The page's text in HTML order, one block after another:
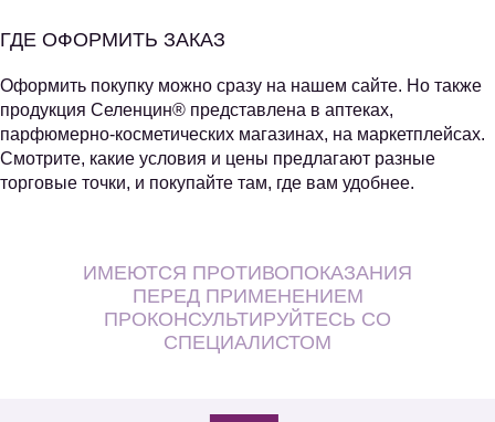
ГДЕ ОФОРМИТЬ ЗАКАЗ
Оформить покупку можно сразу на нашем сайте. Но также
продукция Селенцин® представлена в аптеках,
парфюмерно-косметических магазинах, на маркетплейсах.
Смотрите, какие условия и цены предлагают разные
торговые точки, и покупайте там, где вам удобнее.
ИМЕЮТСЯ ПРОТИВОПОКАЗАНИЯ
ПЕРЕД ПРИМЕНЕНИЕМ
ПРОКОНСУЛЬТИРУЙТЕСЬ СО
СПЕЦИАЛИСТОМ